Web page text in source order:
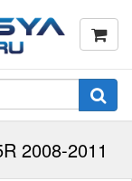
2008-2011